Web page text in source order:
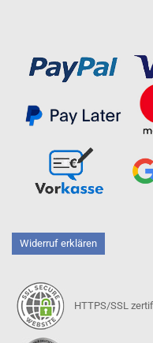
Widerruf erklären
HTTPS/SSL